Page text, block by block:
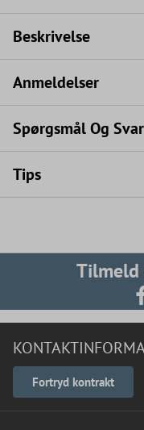
Beskrivelse
Anmeldelser
Spørgsmål Og Svar
Tips
Tilmeld
Fortryd kontrakt